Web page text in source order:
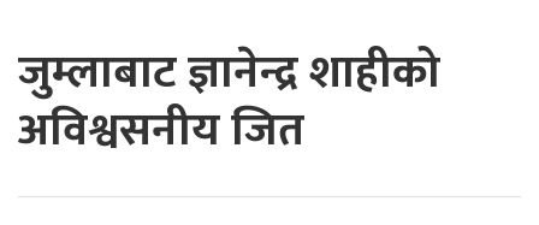
जुम्लाबाट ज्ञानेन्द्र शाहीको
अविश्वसनीय जित